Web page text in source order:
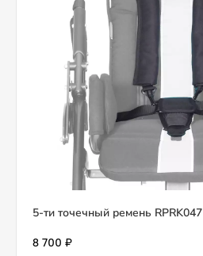
5-ти точечный ремень RPRK047
8 700 ₽